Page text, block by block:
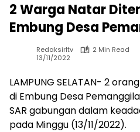
2 Warga Natar
Embung Desa
Redaksirltv
2 Min Read
13/11/2022
LAMPUNG SELATAN- 2
di Embung Desa
SAR gabungan dalam
pada Minggu (13/11/2022).